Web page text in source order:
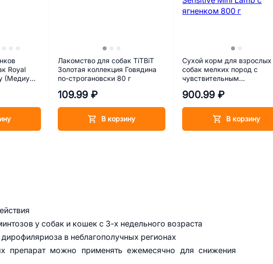
у собак и кошек с 3-х недельного возраста
в неблагополучных регионах
препарат можно применять ежемесячно для снижения
Royal
(Медиум
Лакомство для собак TiTBiT
Золотая коллекция Говядина
по-строгановски 80 г
109.99 ₽
В корзину
Сухой корм для взрослых
собак мелких пород с
чувствительным
Mini Lamb с ягненком 800 г
900.99 ₽
В корзину